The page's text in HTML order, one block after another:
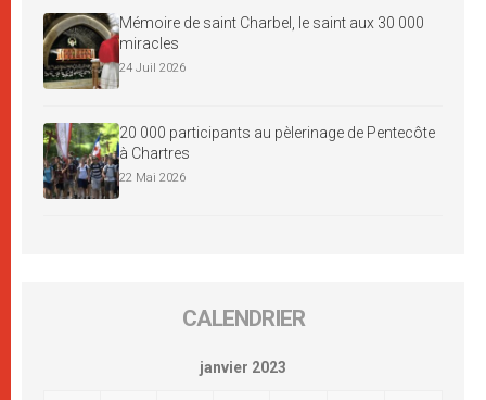
Mémoire de saint Charbel, le saint aux 30 000
miracles
24 Juil 2026
20 000 participants au pèlerinage de Pentecôte
à Chartres
22 Mai 2026
CALENDRIER
janvier 2023